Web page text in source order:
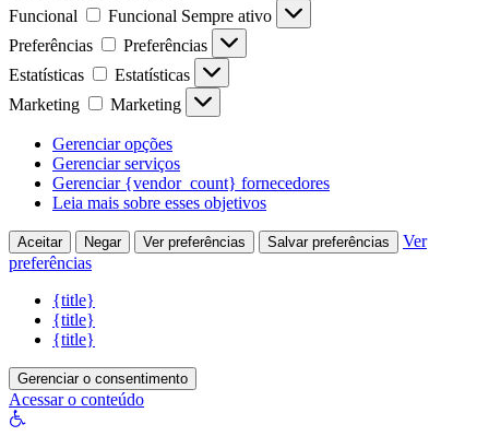
Funcional
Funcional Sempre ativo
Preferências
Preferências
Estatísticas
Estatísticas
Marketing
Marketing
Gerenciar opções
Gerenciar serviços
Gerenciar {vendor_count} fornecedores
Leia mais sobre esses objetivos
Aceitar Negar Ver preferências Salvar preferências
Ver
preferências
{title}
{title}
{title}
Gerenciar o consentimento
Acessar o conteúdo
Abrir